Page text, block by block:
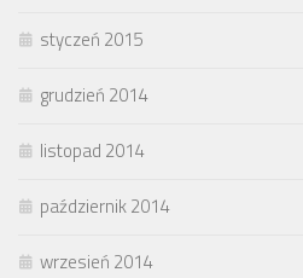
styczeń 2015
grudzień 2014
listopad 2014
październik 2014
wrzesień 2014